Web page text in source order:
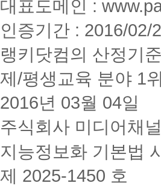
대표도메인 :
인증기간 : 2016/02/
랭키닷컴의 산정기
제/평생교육 분야 1
2016년 03월 04일
주식회사 미디어채
지능정보화 기본법
제 2025-1450 호